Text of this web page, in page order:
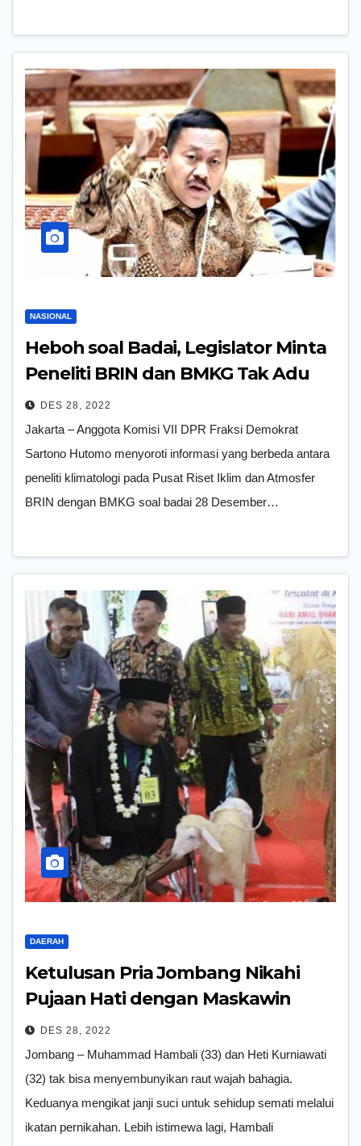
NASIONAL
Heboh soal Badai, Legislator Minta
Peneliti BRIN dan BMKG Tak Adu
Data
DES 28, 2022
Jakarta – Anggota Komisi VII DPR Fraksi Demokrat
Sartono Hutomo menyoroti informasi yang berbeda antara
peneliti klimatologi pada Pusat Riset Iklim dan Atmosfer
BRIN dengan BMKG soal badai 28 Desember…
DAERAH
Ketulusan Pria Jombang Nikahi
Pujaan Hati dengan Maskawin
Seekor Kambing
DES 28, 2022
Jombang – Muhammad Hambali (33) dan Heti Kurniawati
(32) tak bisa menyembunyikan raut wajah bahagia.
Keduanya mengikat janji suci untuk sehidup semati melalui
ikatan pernikahan. Lebih istimewa lagi, Hambali